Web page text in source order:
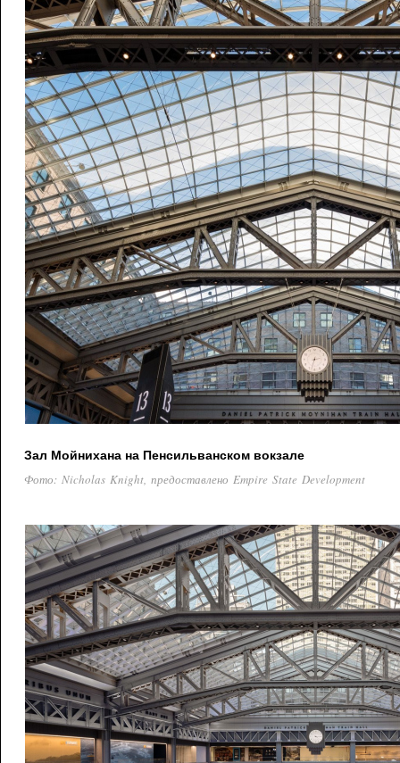
Зал Мойнихана на Пенсильванском вокзале
Фото: Nicholas Knight, предоставлено Empire State Development